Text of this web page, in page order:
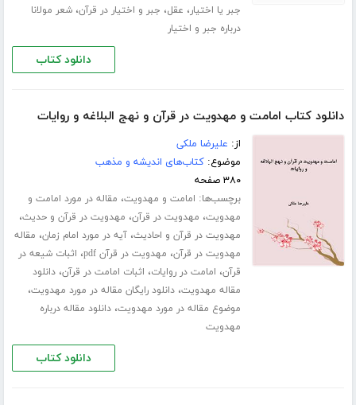
جبر یا اختیار، عقل، جبر و اختیار در قرآن،شعر مولانا
درباره جبر و اختیار
دانلود کتاب
دانلود کتاب امامت و مهدویت در قرآن و نهج البلاغه و روایات
از: علیرضا ملکی
موضوع:کتاب‌های اندیشه و مذهب
۳۸۰ صفحه
برچسب‌ها: امامت و مهدویت، مقاله در مورد امامت و
مهدویت، مهدویت در قرآن، مهدویت در قرآن و حدیث،
مهدویت در قرآن و احادیث،آیه در مورد امام زمان، مقاله
مهدویت در قرآن، مهدویت در قرآن pdf ، اثبات شیعه در
قرآن، امامت در روایات، اثبات امامت در قرآن،دانلود
مقاله مهدویت،دانلود رایگان مقاله در مورد مهدویت،
موضوع مقاله در مورد مهدویت،دانلود مقاله درباره
مهدویت
دانلود کتاب